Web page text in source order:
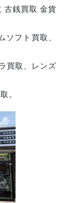
古銭買取 金貨
ソフト買取、
買取、レンズ
。